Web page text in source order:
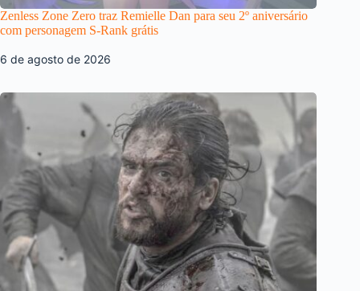
Zenless Zone Zero traz Remielle Dan para seu 2º aniversário
com personagem S-Rank grátis
6 de agosto de 2026